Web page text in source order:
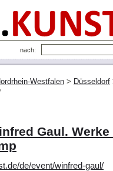
nach:
Westfalen > Düsseldorf
Gaul. Werke
de/event/winfred-gaul/